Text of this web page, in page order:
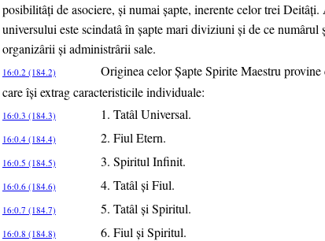
posibilitâţi de asociere, şi numai şapte, inerente celor trei Deitâţi.
universului este scindatâ în şapte mari diviziuni şi de ce numârul
organizârii şi administrârii sale.
16:0.2 (184.2)
Originea celor Şapte Spirite Maestru
care îşi extrag caracteristicile individuale:
16:0.3 (184.3) 1. Tatâl Universal.
16:0.4 (184.4) 2. Fiul Etern.
16:0.5 (184.5) 3. Spiritul Infinit.
16:0.6 (184.6) 4. Tatâl şi Fiul.
16:0.7 (184.7) 5. Tatâl şi Spiritul.
16:0.8 (184.8) 6. Fiul şi Spiritul.